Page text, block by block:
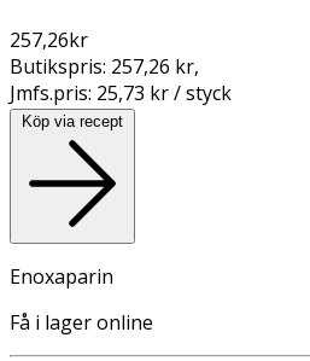
257,26kr
Butikspris: 257,26 kr,
Jmfs.pris: 25,73 kr / styck
Köp via recept
Enoxaparin
Få i lager online